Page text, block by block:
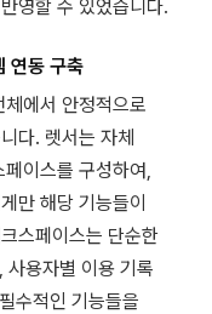
영할 수 있었습니다.
연동 구축
에서 안정적으로
다. 렛서는 자체
이스를 구성하여,
만 해당 기능들이
스페이스는 단순한
사용자별 이용 기록
수적인 기능들을